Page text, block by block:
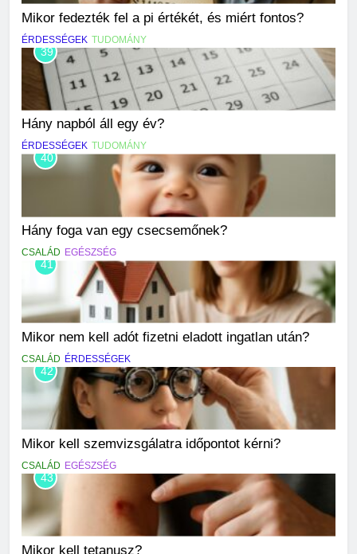
Mikor fedezték fel a pi értékét, és miért fontos?
ÉRDESSÉGEK TUDOMÁNY
39
Hány napból áll egy év?
ÉRDESSÉGEK TUDOMÁNY
40
Hány foga van egy csecsemőnek?
CSALÁD EGÉSZSÉG
41
Mikor nem kell adót fizetni eladott ingatlan után?
CSALÁD ÉRDESSÉGEK
42
Mikor kell szemvizsgálatra időpontot kérni?
CSALÁD EGÉSZSÉG
43
Mikor kell tetanusz?